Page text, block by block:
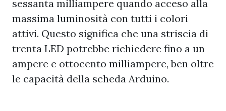
sessanta milliampere quando acceso alla
massima luminosità con tutti i colori
attivi. Questo significa che una striscia di
trenta LED potrebbe richiedere fino a un
ampere e ottocento milliampere, ben oltre
le capacità della scheda Arduino.